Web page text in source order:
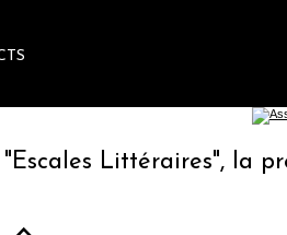
Littéraires", la